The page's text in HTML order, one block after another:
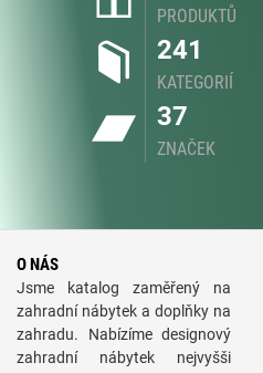
PRODUKTŮ
241
KATEGORIÍ
37
ZNAČEK
O NÁS
Jsme katalog zaměřený na
zahradní nábytek a doplňky na
zahradu. Nabízíme designový
zahradní nábytek nejvyšši